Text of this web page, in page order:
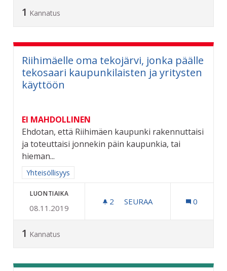
1 Kannatus
Riihimäelle oma tekojärvi, jonka päälle
tekosaari kaupunkilaisten ja yritysten
käyttöön
EI MAHDOLLINEN
Ehdotan, että Riihimäen kaupunki rakennuttaisi
ja toteuttaisi jonnekin päin kaupunkia, tai
hieman...
Rajaa tulokset aihepiirin mukaan: Yhteisöllisyys
Yhteisöllisyys
LUONTIAIKA
08.11.2019
2 2 SEURAAJAA
SEURAA 0
1 Kannatus